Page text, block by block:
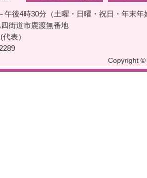
後4時30分（土曜・日曜・祝日・年末年
街道市鹿渡無番地
表）
Copyright ©